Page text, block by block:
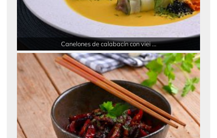
Canelones de calabacín con viei ...